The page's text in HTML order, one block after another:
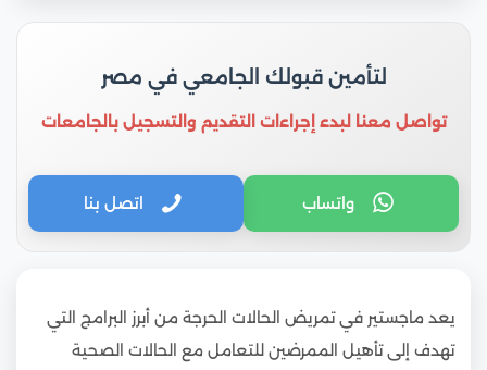
لتأمين قبولك الجامعي في مصر
تواصل معنا لبدء إجراءات التقديم والتسجيل بالجامعات
واتساب اتصل بنا
يعد ماجستير في تمريض الحالات الحرجة من أبرز البرامج التي
تهدف إلى تأهيل الممرضين للتعامل مع الحالات الصحية